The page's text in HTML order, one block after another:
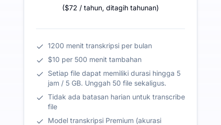
($72 / tahun, ditagih tahunan)
1200 menit transkripsi per bulan
$10 per 500 menit tambahan
Setiap file dapat memiliki durasi hingga 5
jam / 5 GB. Unggah 50 file sekaligus.
Tidak ada batasan harian untuk transcribe
file
Model transkripsi Premium (akurasi